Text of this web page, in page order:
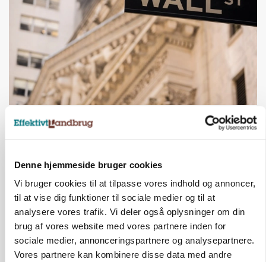
Denne hjemmeside bruger cookies
Vi bruger cookies til at tilpasse vores indhold og annoncer,
til at vise dig funktioner til sociale medier og til at
analysere vores trafik. Vi deler også oplysninger om din
brug af vores website med vores partnere inden for
sociale medier, annonceringspartnere og analysepartnere.
Vores partnere kan kombinere disse data med andre
Nye aktierekorder – og den brutale lektie fra et